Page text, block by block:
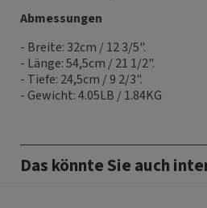
Abmessungen
- Breite: 32cm / 12 3/5".
- Länge: 54,5cm / 21 1/2".
- Tiefe: 24,5cm / 9 2/3".
- Gewicht: 4.05LB / 1.84KG
Das könnte Sie auch